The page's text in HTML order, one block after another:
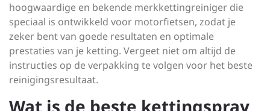
hoogwaardige en bekende merkkettingreiniger die
speciaal is ontwikkeld voor motorfietsen, zodat je
zeker bent van goede resultaten en optimale
prestaties van je ketting. Vergeet niet om altijd de
instructies op de verpakking te volgen voor het beste
reinigingsresultaat.
Wat is de beste kettingspray